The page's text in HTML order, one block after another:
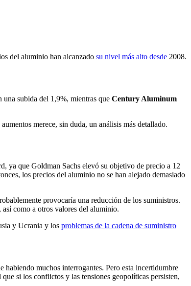
del aluminio han alcanzado su nivel más alto desde 2008.
una subida del 1,9%, mientras que Century Aluminum
merece, sin duda, un análisis más detallado.
ya que Goldman Sachs elevó su objetivo de precio a 12
los precios del aluminio no se han alejado demasiado
provocaría una reducción de los suministros.
como a otros valores del aluminio.
y Ucrania y los problemas de la cadena de suministro
muchos interrogantes. Pero esta incertidumbre
si los conflictos y las tensiones geopolíticas persisten,